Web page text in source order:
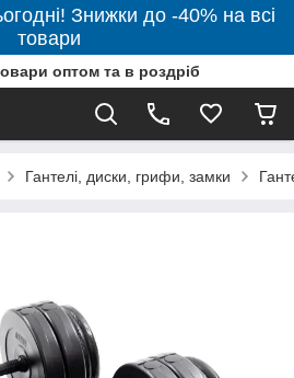
Знижки до -40% на всі
товари
оптом та в роздріб
Гантелі, диски, грифи, замки